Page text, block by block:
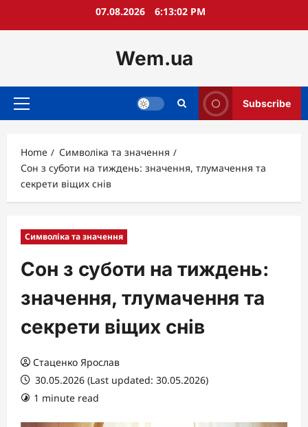
07.08.2026 6:13:03 PM
Wem.ua
Primary
Subscribe
Home
Символіка та значення
Сон з суботи на тиждень: значення, тлумачення та
секрети віщих снів
Символіка та значення
Сон з суботи на тиждень:
значення, тлумачення та
секрети віщих снів
Стаценко Ярослав
30.05.2026 (Last updated: 30.05.2026)
1 minute read